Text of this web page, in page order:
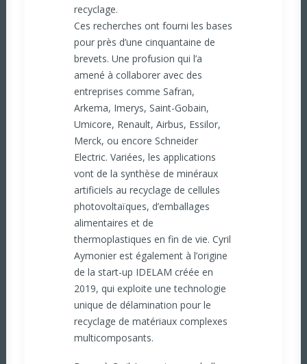
recyclage.
Ces recherches ont fourni les bases
pour près d’une cinquantaine de
brevets. Une profusion qui l’a
amené à collaborer avec des
entreprises comme Safran,
Arkema, Imerys, Saint-Gobain,
Umicore, Renault, Airbus, Essilor,
Merck, ou encore Schneider
Electric. Variées, les applications
vont de la synthèse de minéraux
artificiels au recyclage de cellules
photovoltaïques, d’emballages
alimentaires et de
thermoplastiques en fin de vie. Cyril
Aymonier est également à l’origine
de la start-up IDELAM créée en
2019, qui exploite une technologie
unique de délamination pour le
recyclage de matériaux complexes
multicomposants.